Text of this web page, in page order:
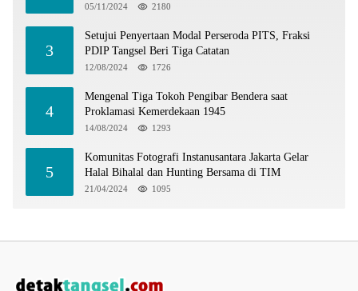
05/11/2024 2180
3
Setujui Penyertaan Modal Perseroda PITS, Fraksi
PDIP Tangsel Beri Tiga Catatan
12/08/2024 1726
4
Mengenal Tiga Tokoh Pengibar Bendera saat
Proklamasi Kemerdekaan 1945
14/08/2024 1293
5
Komunitas Fotografi Instanusantara Jakarta Gelar
Halal Bihalal dan Hunting Bersama di TIM
21/04/2024 1095